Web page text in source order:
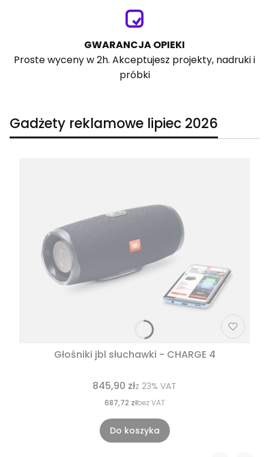
GWARANCJA OPIEKI
Proste wyceny w 2h. Akceptujesz projekty, nadruki i
próbki
Gadżety reklamowe lipiec 2026
Głośniki jbl słuchawki - CHARGE 4
845,90 złz 23% VAT
687,72 złbez VAT
Do koszyka